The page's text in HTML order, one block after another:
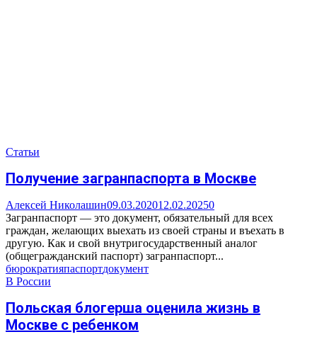
Статьи
Получение загранпаспорта в Москве
Алексей Николашин09.03.202012.02.20250
Загранпаспорт — это документ, обязательный для всех
граждан, желающих выехать из своей страны и въехать в
другую. Как и свой внутригосударственный аналог
(общегражданский паспорт) загранпаспорт...
бюрократияпаспортдокумент
В России
Польская блогерша оценила жизнь в
Москве с ребенком